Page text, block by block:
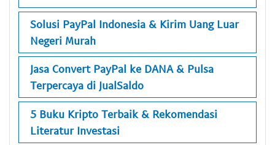
Solusi PayPal Indonesia & Kirim Uang Luar
Negeri Murah
Jasa Convert PayPal ke DANA & Pulsa
Terpercaya di JualSaldo
5 Buku Kripto Terbaik & Rekomendasi
Literatur Investasi